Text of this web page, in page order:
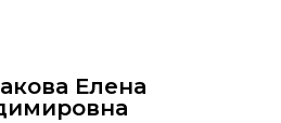
Елена